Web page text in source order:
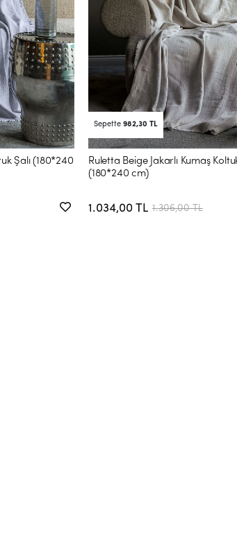
Şalı (180*240
Sepette 982,30 TL
Ruletta Beige Jakarlı Kumaş
(180*240 cm)
1.034,00 TL 1.306,00 TL